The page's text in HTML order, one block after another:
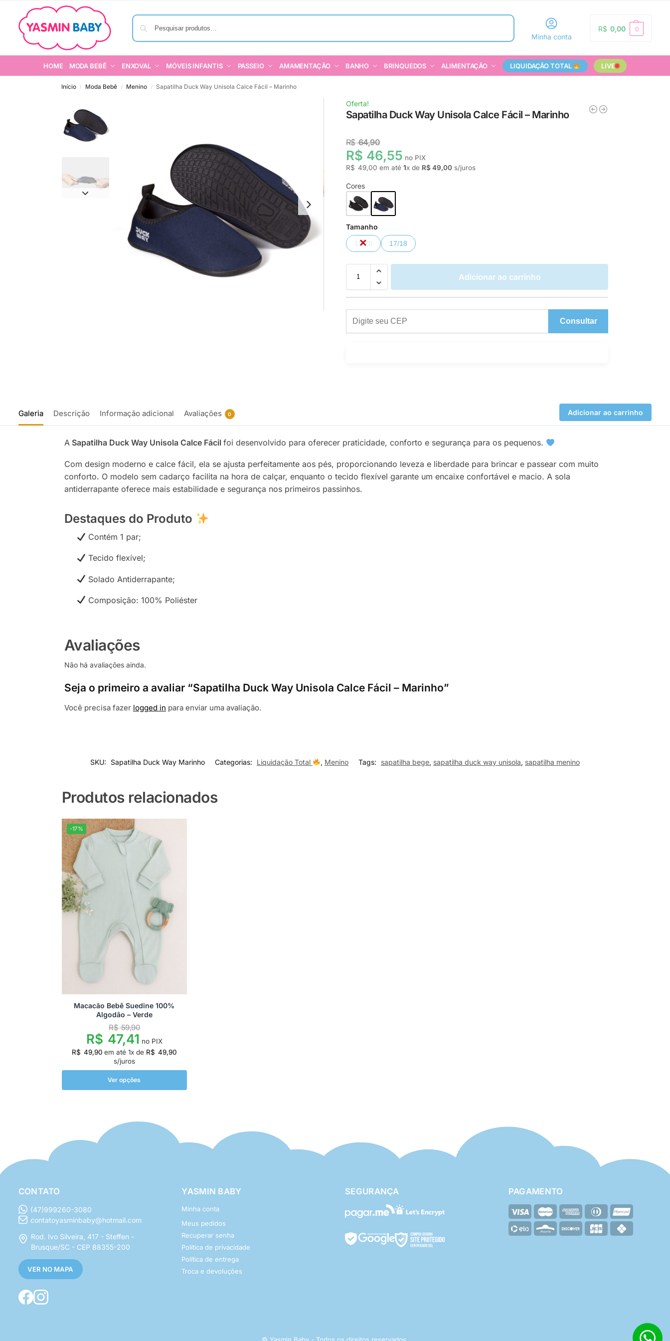
Pesquisar
Minha conta
R$ 0,00 0
HOME MODA BEBÊ ENXOVAL MÓVEIS INFANTIS PASSEIO AMAMENTAÇÃO BANHO BRINQUEDOS ALIMENTAÇÃO LIQUIDAÇÃO TOTAL LIVE
Início / Moda Bebê / Menino / Sapatilha Duck Way Unisola Calce Fácil – Marinho
Oferta!
Sapatilha Duck Way Unisola Calce Fácil – Marinho
R$64,90
R$ 46,55 no PIX
R$ 49,00 em até 1x de R$ 49,00s/juros
Cores
Tamanho
19/20 17/18
Adicionar ao carrinho
Consultar
Galeria Descrição Informação adicional Avaliações 0 Adicionar ao carrinho
ASapatilha Duck Way Unisola Calce Fácil foi desenvolvido para oferecer praticidade, conforto e segurança para os pequenos.
Com design moderno e calce fácil, ela se ajusta perfeitamente aos pés, proporcionando leveza e liberdade para brincar e passear com muito
conforto. O modelo sem cadarço facilita na hora de calçar, enquanto o tecido flexível garante um encaixe confortável e macio. A sola
antiderrapante oferece mais estabilidade e segurança nos primeiros passinhos.
Destaques do Produto
Contém 1 par;
Tecido flexível;
Solado Antiderrapante;
Composição: 100% Poliéster
Avaliações
Não há avaliações ainda.
Seja o primeiro a avaliar “Sapatilha Duck Way Unisola Calce Fácil – Marinho”
Você precisa fazer logged in para enviar uma avaliação.
SKU: Sapatilha Duck Way Marinho Categorias: Liquidação Total , Menino Tags: sapatilha bege, sapatilha duck way unisola, sapatilha menino
Produtos relacionados
-17%
Macacão Bebê Suedine 100%
Algodão – Verde
R$59,90
R$ 47,41 no PIX
R$ 49,90 em até 1x de R$ 49,90
s/juros
Ver opções
CONTATO
(47)999260-3080
contatoyasminbaby@hotmail.com
Rod. Ivo Silveira, 417 - Steffen -
Brusque/SC - CEP 88355-200
VER NO MAPA
YASMIN BABY
Minha conta
Meus pedidos
Recuperar senha
Política de privacidade
Política de entrega
Troca e devoluções
SEGURANÇA PAGAMENTO